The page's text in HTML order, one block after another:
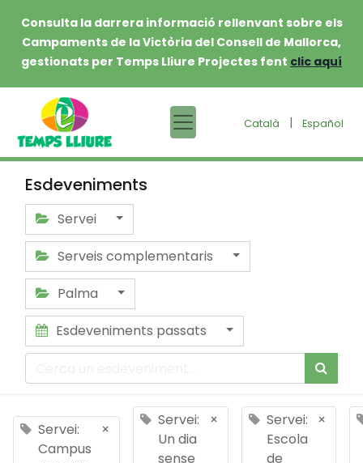
Consulta la darrera informació rellenvant sobre els
Campaments de la Victòria del Consell de Mallorca,
gestionats per Temps Lliure Projectes fent clic aquí
Català | Español
Esdeveniments
Servei
Serveis complementaris
Palma
Esdeveniments passats
Servei:
Campus
×
Servei:
Un dia
sense
×
Servei:
Escola
de
×